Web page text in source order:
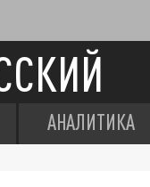
АНАЛИТИКА